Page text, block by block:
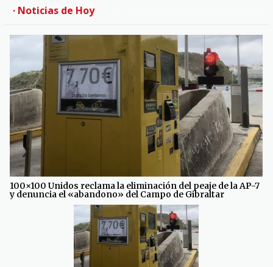
· Noticias de Hoy
100×100 Unidos reclama la eliminación del peaje de la AP-7
y denuncia el «abandono» del Campo de Gibraltar